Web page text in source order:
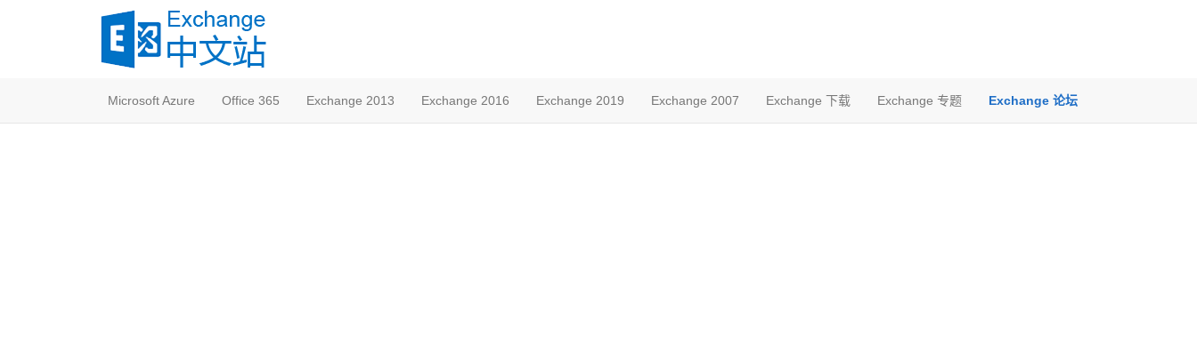
Microsoft Azure Office 365 Exchange 2013 Exchange 2016 Exchange 2019 Exchange 2007 Exchange 下载 Exchange 专题 Exchange 论坛